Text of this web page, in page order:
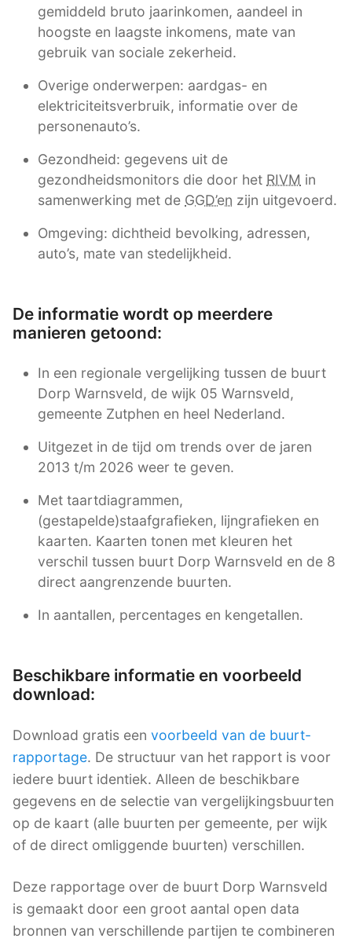
gemiddeld bruto jaarinkomen, aandeel in
hoogste en laagste inkomens, mate van
gebruik van sociale zekerheid.
Overige onderwerpen: aardgas- en
elektriciteitsverbruik, informatie over de
personenauto’s.
Gezondheid: gegevens uit de
gezondheidsmonitors die door het RIVM in
samenwerking met de GGD’en zijn uitgevoerd.
Omgeving: dichtheid bevolking, adressen,
auto’s, mate van stedelijkheid.
De informatie wordt op meerdere
manieren getoond:
In een regionale vergelijking tussen de buurt
Dorp Warnsveld, de wijk 05 Warnsveld,
gemeente Zutphen en heel Nederland.
Uitgezet in de tijd om trends over de jaren
2013 t/m 2026 weer te geven.
Met taartdiagrammen,
(gestapelde)staafgrafieken, lijngrafieken en
kaarten. Kaarten tonen met kleuren het
verschil tussen buurt Dorp Warnsveld en de 8
direct aangrenzende buurten.
In aantallen, percentages en kengetallen.
Beschikbare informatie en voorbeeld
download:
Download gratis een voorbeeld van de buurt-
rapportage. De structuur van het rapport is voor
iedere buurt identiek. Alleen de beschikbare
gegevens en de selectie van vergelijkingsbuurten
op de kaart (alle buurten per gemeente, per wijk
of de direct omliggende buurten) verschillen.
Deze rapportage over de buurt Dorp Warnsveld
is gemaakt door een groot aantal open data
bronnen van verschillende partijen te combineren